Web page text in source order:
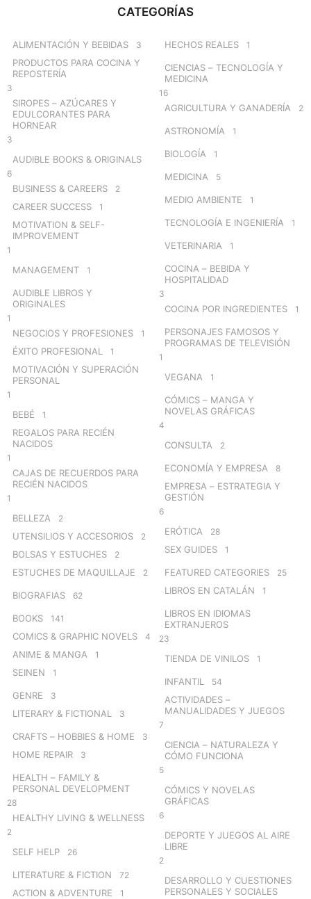
CATEGORÍAS
ALIMENTACIÓN Y BEBIDAS 3
PRODUCTOS PARA COCINA Y
REPOSTERÍA
3
SIROPES – AZÚCARES Y
EDULCORANTES PARA
HORNEAR
3
AUDIBLE BOOKS & ORIGINALS
6
BUSINESS & CAREERS 2
CAREER SUCCESS 1
MOTIVATION & SELF-
IMPROVEMENT
1
MANAGEMENT 1
AUDIBLE LIBROS Y
ORIGINALES
1
NEGOCIOS Y PROFESIONES 1
ÉXITO PROFESIONAL 1
MOTIVACIÓN Y SUPERACIÓN
PERSONAL
1
BEBÉ 1
REGALOS PARA RECIÉN
NACIDOS
1
CAJAS DE RECUERDOS PARA
RECIÉN NACIDOS
1
BELLEZA 2
UTENSILIOS Y ACCESORIOS 2
BOLSAS Y ESTUCHES 2
ESTUCHES DE MAQUILLAJE 2
BIOGRAFIAS 62
BOOKS 141
COMICS & GRAPHIC NOVELS 4
ANIME & MANGA 1
SEINEN 1
GENRE 3
LITERARY & FICTIONAL 3
CRAFTS – HOBBIES & HOME 3
HOME REPAIR 3
HEALTH – FAMILY &
PERSONAL DEVELOPMENT
28
HEALTHY LIVING & WELLNESS
2
SELF HELP 26
LITERATURE & FICTION 72
ACTION & ADVENTURE 1
HECHOS REALES 1
CIENCIAS – TECNOLOGÍA Y
MEDICINA
16
AGRICULTURA Y GANADERÍA 2
ASTRONOMÍA 1
BIOLOGÍA 1
MEDICINA 5
MEDIO AMBIENTE 1
TECNOLOGÍA E INGENIERÍA 1
VETERINARIA 1
COCINA – BEBIDA Y
HOSPITALIDAD
3
COCINA POR INGREDIENTES 1
PERSONAJES FAMOSOS Y
PROGRAMAS DE TELEVISIÓN
1
VEGANA 1
CÓMICS – MANGA Y
NOVELAS GRÁFICAS
4
CONSULTA 2
ECONOMÍA Y EMPRESA 8
EMPRESA – ESTRATEGIA Y
GESTIÓN
6
ERÓTICA 28
SEX GUIDES 1
FEATURED CATEGORIES 25
LIBROS EN CATALÁN 1
LIBROS EN IDIOMAS
EXTRANJEROS
23
TIENDA DE VINILOS 1
INFANTIL 54
ACTIVIDADES –
MANUALIDADES Y JUEGOS
7
CIENCIA – NATURALEZA Y
CÓMO FUNCIONA
5
CÓMICS Y NOVELAS
GRÁFICAS
6
DEPORTE Y JUEGOS AL AIRE
LIBRE
2
DESARROLLO Y CUESTIONES
PERSONALES Y SOCIALES